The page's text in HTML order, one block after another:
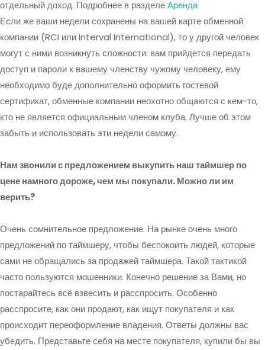
отдельный доход. Подробнее в разделеАренда
Если же ваши недели сохранены на вашей карте обменной
компании (RCI или Interval International), то у другой человек
могут с ними возникнуть сложности: вам прийдется передать
доступ и пароли к вашему членству чужому человеку, ему
необходимо буде дополнительно оформить гостевой
сертификат, обменные компании неохотно общаются с кем-то,
кто не является официальным членом клуба. Лучше об этом
забыть и использовать эти недели самому.
Нам звонили с предложением выкупить наш таймшер по
цене намного дороже, чем мы покупали. Можно ли им
верить?
Очень сомнительное предложение. На рынке очень много
предложений по таймшеру, чтобы беспокоить людей, которые
сами не обращались за продажей таймшера. Такой тактикой
часто пользуются мошенники. Конечно решение за Вами, но
постарайтесь всё взвесить и расспросить. Особенно
расспросите, как они продают, как ищут покупателя и как
происходит переоформление владения. Ответы должны вас
убедить. Представьте себя на месте покупателя, купили бы вы